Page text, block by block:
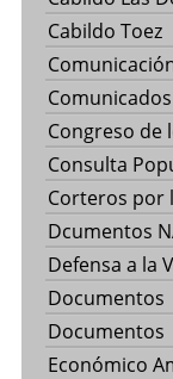
Cabildo Toez
Congreso de
Consulta
Corteros por
Dcumentos
Defensa a la
Documentos
Documentos
Económico